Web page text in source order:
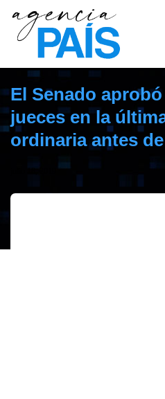
El Senado
jueces en la
ordinaria antes